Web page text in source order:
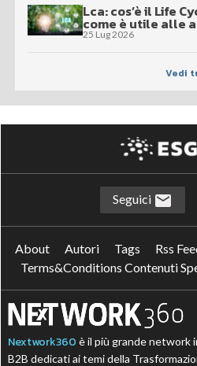
Lca: cos’è il Life
come è utile alle
25 Lug 2026
Vedi
Seguici
About Autori Tags Rss
Terms&Conditions Contenuti
Nextwork360 è il più grande network
B2B dedicati ai temi della